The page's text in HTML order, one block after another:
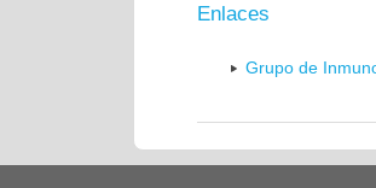
Enlaces
Grupo de